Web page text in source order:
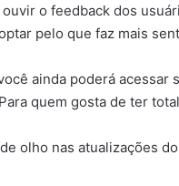
o feedback dos
pelo que faz mais
ainda poderá
quem gosta de ter
olho nas atualizações